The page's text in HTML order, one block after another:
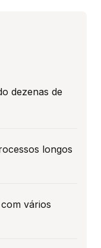
dezenas de
longos
vários